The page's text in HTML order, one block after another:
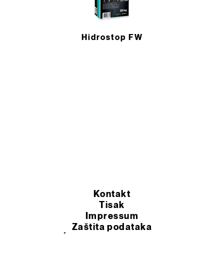
Hidrostop FW
Kontakt
Tisak
Impressum
Zaštita podataka